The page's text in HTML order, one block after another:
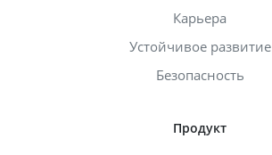
Карьера
Устойчивое развитие
Безопасность
Продукт